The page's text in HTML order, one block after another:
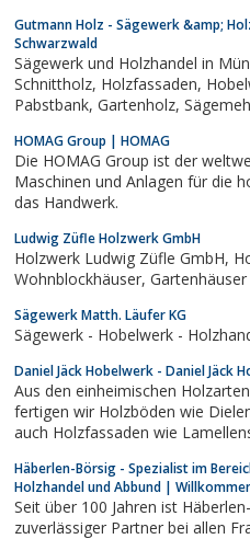
Gutmann Holz - Sägewerk &amp;
Schwarzwald
Sägewerk und Holzhandel in
Schnittholz, Holzfassaden, Hobelware, Massivholz, Holzschutz,
Pabstbank,
HOMAG Group | HOMAG
Die HOMAG Group ist der
Maschinen und Anlagen für die
das Handwerk.
Ludwig Züfle Holzwerk GmbH
Holzwerk Ludwig Züfle GmbH, Holz im Garten,
Wohnblockhäuser, Gartenhäuser
Sägewerk Matth. Läufer KG
Sägewerk - Hobelwerk -
Daniel Jäck Hobelwerk - Daniel Jäck
Aus den einheimischen Holzarten Lärche,
fertigen wir Holzböden wie Dielenböden,
auch Holzfassaden wie
Häberlen-Börsig - Spezialist im
Holzhandel und Abbund |
Seit über 100 Jahren ist
zuverlässiger Partner bei allen